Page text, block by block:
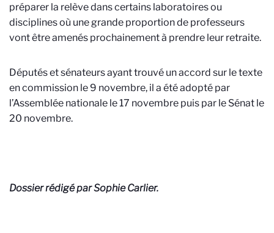
préparer la relève dans certains laboratoires ou
disciplines où une grande proportion de professeurs
vont être amenés prochainement à prendre leur retraite.
Députés et sénateurs ayant trouvé un accord sur le texte
en commission le 9 novembre, il a été adopté par
l’Assemblée nationale le 17 novembre puis par le Sénat le
20 novembre.
Dossier rédigé par Sophie Carlier.